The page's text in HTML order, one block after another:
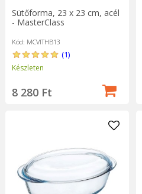
Sütőforma, 23 x 23 cm, acél
- MasterClass
Kód: MCVITHB13
(1)
Készleten
8 280 Ft